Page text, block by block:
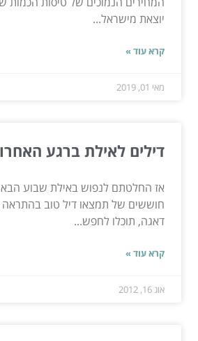
יוצאת מישראל...
קרא עוד »
מאי 01, 2019
דילים לאילת ברגע
אז החלטתם לנפוש באילת שבוע
חוששים של תמצאו דיל טוב
דאגה, תוכלו לחפש...
קרא עוד »
אוג 16, 2012